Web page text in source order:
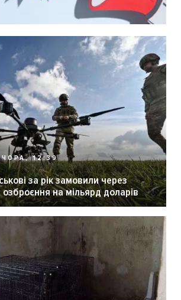
12:39
за рік замовили через
на мільярд доларів